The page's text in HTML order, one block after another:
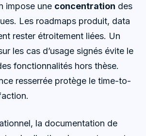
impose une concentration des
Les roadmaps produit, data
rester étroitement liées. Un
les cas d’usage signés évite le
fonctionnalités hors thèse.
resserrée protège le time-to-
la documentation de